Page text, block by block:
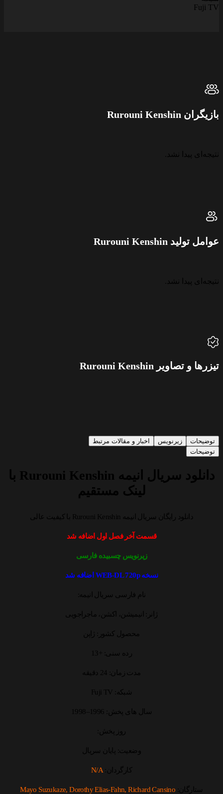
Fuji TV
بازیگران Rurouni Kenshin
نتیجه‌ای پیدا نشد.
عوامل تولید Rurouni Kenshin
نتیجه‌ای پیدا نشد.
تیزرها و تصاویر Rurouni Kenshin
توضیحات زیرنویس
اخبار و مقالات مرتبط
توضیحات
دانلود سریال انیمه Rurouni Kenshin با
لینک مستقیم
دانلود رایگان سریال انیمه Rurouni Kenshin با کیفیت عالی
قسمت آخر فصل اول اضافه شد
زیرنویس چسبیده فارسی
نسخه WEB-DL 720p اضافه شد
نام فارسی سریال انیمه:
ژانر: انیمیشن، اکشن، ماجراجویی
محصول کشور: ژاپن
رده سنی: +13
مدت زمان: 24 دقیقه
شبکه: Fuji TV
سال های پخش: 1996–1998
روز پخش:
وضعیت: پایان سریال
کارگردان: N/A
ستارگان: Mayo Suzukaze, Dorothy Elias-Fahn, Richard Cansino